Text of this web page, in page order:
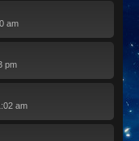
am
pm
am